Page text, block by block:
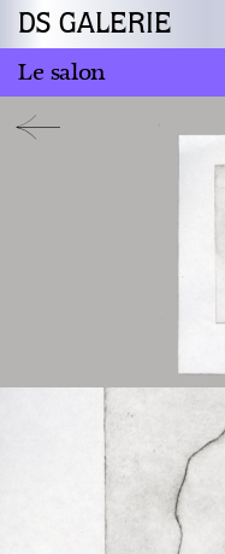
DS GALERIE
Le salon